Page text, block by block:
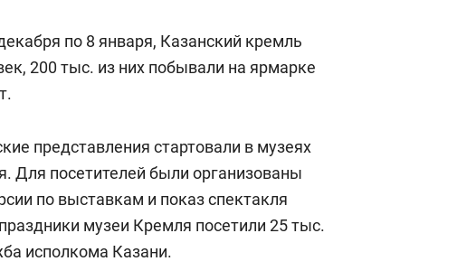
по 8 января, Казанский кремль
200 тыс. из них побывали на ярмарке
представления стартовали в музеях
Для посетителей были организованы
по выставкам и показ спектакля
музеи Кремля посетили 25 тыс.
исполкома Казани.
камер до квартиры и Face
ключа: какой будет
в ЖК «Нова»
Рекомендуем
природе, работа
с ментальным и физическим